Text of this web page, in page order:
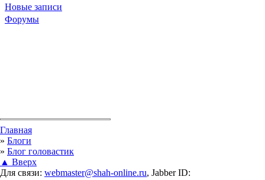
Новые записи
Форумы
Вы здесь
Главная
» Блоги
» Блог головастик
▲ Вверх
Для связи: webmaster@shah-online.ru, Jabber ID: